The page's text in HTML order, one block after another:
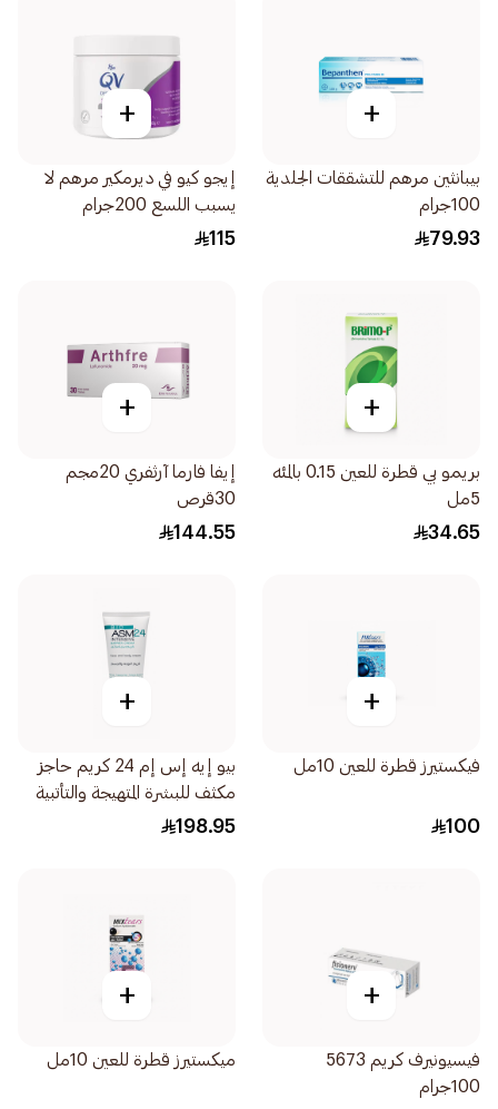
+
بيبانثين مرهم للتشققات الجلدية
100جرام
79.93
+
إيجو كيو في ديرمكير مرهم لا
يسبب اللسع 200جرام
115
+
بريمو بي قطرة للعين 0.15 بالمئه
5مل
34.65
+
إيفا فارما آرثفري 20مجم
30قرص
144.55
+
فيكستيرز قطرة للعين 10مل
100
+
بيو إيه إس إم 24 كريم حاجز
مكثف للبشرة المتهيجة والتأتبية
6047 200مل
198.95
+
فيسيونيرف كريم 5673
100جرام
+
ميكستيرز قطرة للعين 10مل